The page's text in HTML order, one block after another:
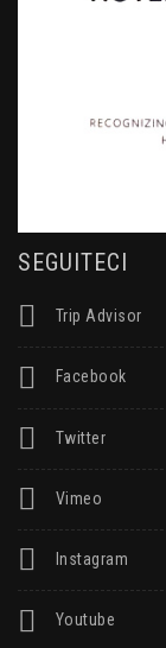
SEGUITECI
Trip Advisor
Facebook
Twitter
Vimeo
Instagram
Youtube